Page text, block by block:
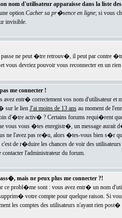
nom d'utilisateur apparaisse dans la liste
option Cacher sa pr�sence en ligne; si vous
invisible.
passe ne peut �tre retrouv�, il peut par contre
vous devriez pouvoir vous reconnecter en un rien
me connecter !
entr� correctement vos nom d'utilisateur
sur le lien J'ai moins de 13 ansau moment de
d'�tre activ� ? Certains forums requi�rent
vous vous �tes enregistr�, un message aurait
ne l'avez pas re�u, alors �tes-vous bien s�r
de r�duire les chances de voir des
contacter l'administrateur du forum.
mais ne peux plus me connecter ?!
ce probl�me sont : vous avez entr� un nom
votre compte pour quelque raison. Si
les comptes des utilisateurs n'ayant rien